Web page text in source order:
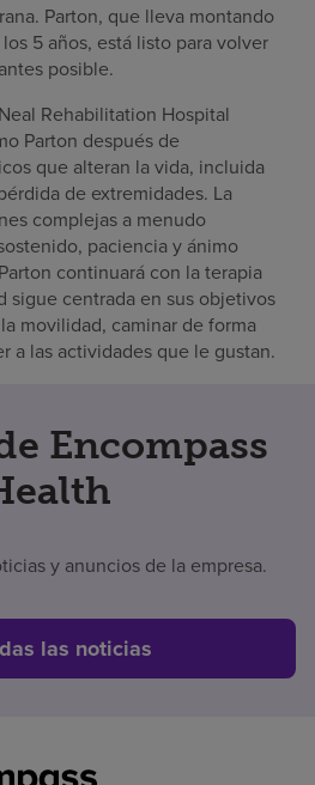
Parton, que lleva montando
5 años, está listo para volver
posible.
Rehabilitation Hospital
Parton después de
que alteran la vida, incluida
de extremidades. La
complejas a menudo
paciencia y ánimo
continuará con la terapia
sigue centrada en sus objetivos
movilidad, caminar de forma
a las actividades que le gustan.
Encompass
y anuncios de la empresa.
las noticias